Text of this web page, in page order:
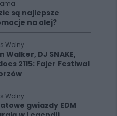
są najlepsze
na olej?
Wolny
Walker, DJ SNAKE,
2115: Fajer Festiwal
Wolny
gwiazdy EDM